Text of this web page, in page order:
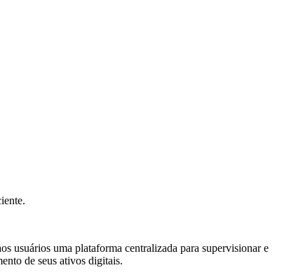
usuários uma plataforma centralizada para supervisionar e
de seus ativos digitais.